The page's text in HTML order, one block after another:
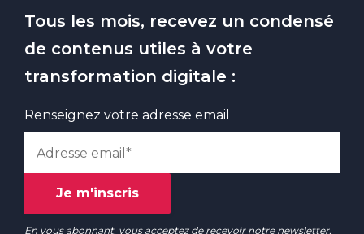
Tous les mois, recevez un condensé
de contenus utiles à votre
transformation digitale :
Renseignez votre adresse email
En vous abonnant, vous acceptez de recevoir notre newsletter.